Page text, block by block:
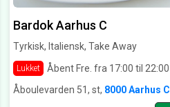
Bardok Aarhus C
Tyrkisk, Italiensk, Take Away
Lukket
Åbent Fre. fra 17:00 til 22:00
Åboulevarden 51, st, 8000 Aarhus C